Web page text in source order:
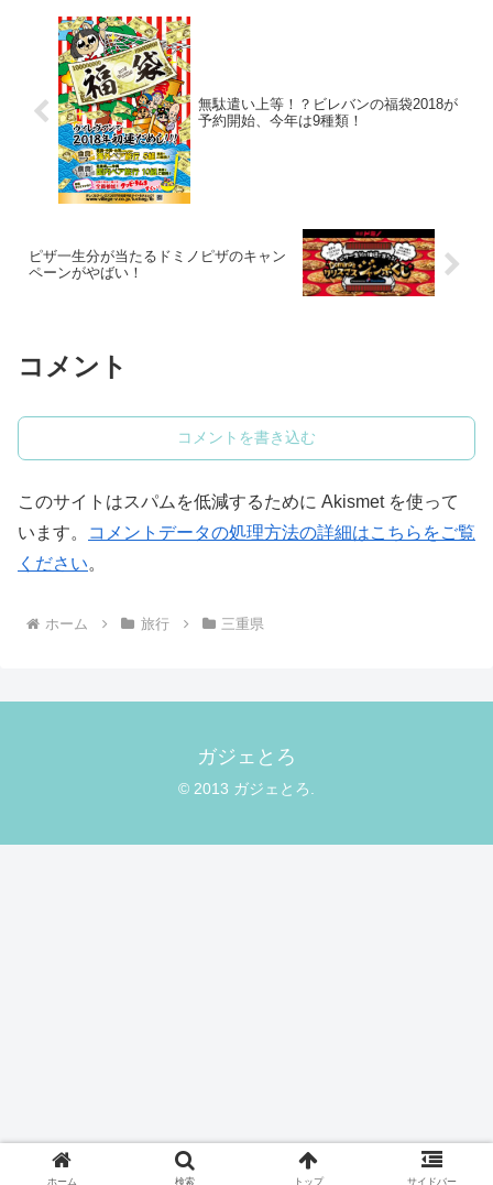
無駄遣い上等！？ビレバンの福袋2018が
予約開始、今年は9種類！
ピザ一生分が当たるドミノピザのキャン
ペーンがやばい！
コメント
コメントを書き込む
このサイトはスパムを低減するために Akismet を使って
います。
コメントデータの処理方法の詳細はこちらをご覧
ください。
ホーム 旅行 三重県
ガジェとろ
© 2013 ガジェとろ.
ホーム 検索 トップ サイドバー